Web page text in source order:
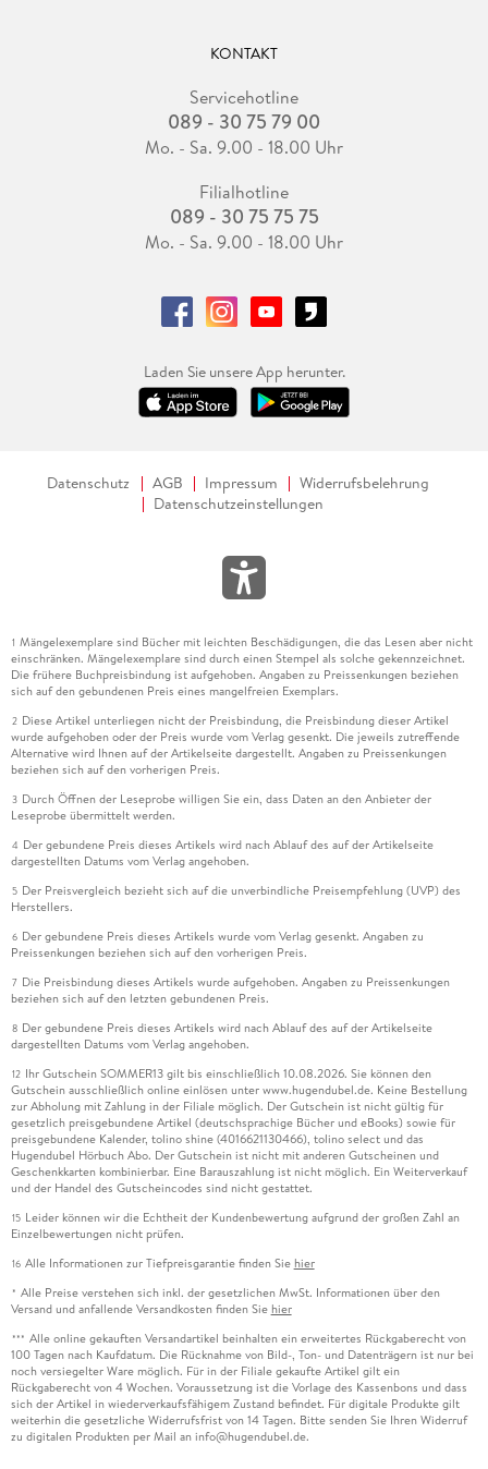
KONTAKT
Servicehotline
089 - 30 75 79 00
Mo. - Sa. 9.00 - 18.00 Uhr
Filialhotline
089 - 30 75 75 75
Mo. - Sa. 9.00 - 18.00 Uhr
Laden Sie unsere App herunter.
Datenschutz AGB Impressum
Widerrufsbelehrung
Datenschutzeinstellungen
1 Mängelexemplare sind Bücher mit leichten Beschädigungen, die das Lesen aber nicht
einschränken. Mängelexemplare sind durch einen Stempel als solche gekennzeichnet.
Die frühere Buchpreisbindung ist aufgehoben. Angaben zu Preissenkungen beziehen
sich auf den gebundenen Preis eines mangelfreien Exemplars.
2 Diese Artikel unterliegen nicht der Preisbindung, die Preisbindung dieser Artikel
wurde aufgehoben oder der Preis wurde vom Verlag gesenkt. Die jeweils zutreffende
Alternative wird Ihnen auf der Artikelseite dargestellt. Angaben zu Preissenkungen
beziehen sich auf den vorherigen Preis.
3 Durch Öffnen der Leseprobe willigen Sie ein, dass Daten an den Anbieter der
Leseprobe übermittelt werden.
4 Der gebundene Preis dieses Artikels wird nach Ablauf des auf der Artikelseite
dargestellten Datums vom Verlag angehoben.
5 Der Preisvergleich bezieht sich auf die unverbindliche Preisempfehlung (UVP) des
Herstellers.
6 Der gebundene Preis dieses Artikels wurde vom Verlag gesenkt. Angaben zu
Preissenkungen beziehen sich auf den vorherigen Preis.
7 Die Preisbindung dieses Artikels wurde aufgehoben. Angaben zu Preissenkungen
beziehen sich auf den letzten gebundenen Preis.
8 Der gebundene Preis dieses Artikels wird nach Ablauf des auf der Artikelseite
dargestellten Datums vom Verlag angehoben.
12 Ihr Gutschein SOMMER13 gilt bis einschließlich 10.08.2026. Sie können den
Gutschein ausschließlich online einlösen unter www.hugendubel.de. Keine Bestellung
zur Abholung mit Zahlung in der Filiale möglich. Der Gutschein ist nicht gültig für
gesetzlich preisgebundene Artikel (deutschsprachige Bücher und eBooks) sowie für
preisgebundene Kalender, tolino shine (4016621130466), tolino select und das
Hugendubel Hörbuch Abo. Der Gutschein ist nicht mit anderen Gutscheinen und
Geschenkkarten kombinierbar. Eine Barauszahlung ist nicht möglich. Ein Weiterverkauf
und der Handel des Gutscheincodes sind nicht gestattet.
15 Leider können wir die Echtheit der Kundenbewertung aufgrund der großen Zahl an
Einzelbewertungen nicht prüfen.
16 Alle Informationen zur Tiefpreisgarantie finden Sie hier
* Alle Preise verstehen sich inkl. der gesetzlichen MwSt. Informationen über den
Versand und anfallende Versandkosten finden Sie hier
*** Alle online gekauften Versandartikel beinhalten ein erweitertes Rückgaberecht von
100 Tagen nach Kaufdatum. Die Rücknahme von Bild-, Ton- und Datenträgern ist nur bei
noch versiegelter Ware möglich. Für in der Filiale gekaufte Artikel gilt ein
Rückgaberecht von 4 Wochen. Voraussetzung ist die Vorlage des Kassenbons und dass
sich der Artikel in wiederverkaufsfähigem Zustand befindet. Für digitale Produkte gilt
weiterhin die gesetzliche Widerrufsfrist von 14 Tagen. Bitte senden Sie Ihren Widerruf
zu digitalen Produkten per Mail an info@hugendubel.de.